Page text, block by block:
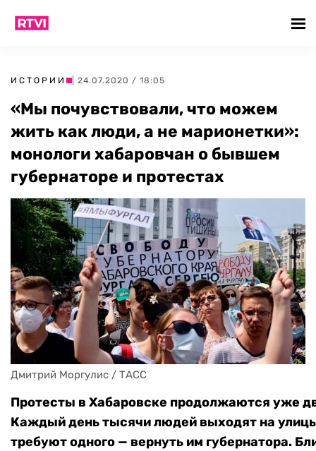
ИСТОРИИ | 24.07.2020 / 18:05
«Мы почувствовали, что можем
жить как люди, а не марионетки»:
монологи хабаровчан о бывшем
губернаторе и протестах
Дмитрий Моргулис / ТАСС
Протесты в Хабаровске продолжаются уже
Каждый день тысячи людей выходят на
требуют одного — вернуть им губернатора.